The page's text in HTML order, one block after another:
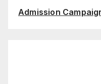
Admission